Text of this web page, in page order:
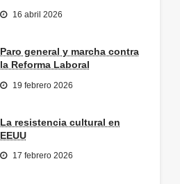
16 abril 2026
Paro general y marcha contra
la Reforma Laboral
19 febrero 2026
La resistencia cultural en
EEUU
17 febrero 2026